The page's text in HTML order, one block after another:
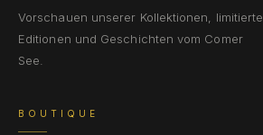
Vorschauen unserer Kollektionen, limitierte
Editionen und Geschichten vom Comer
See.
BOUTIQUE